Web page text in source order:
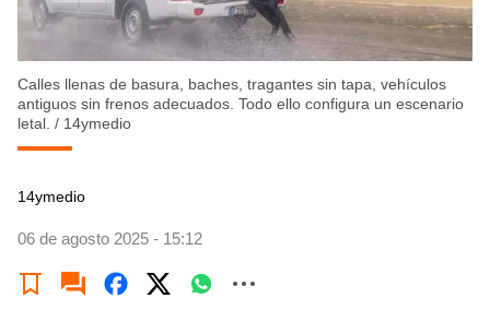
Calles llenas de basura, baches, tragantes sin tapa, vehículos
antiguos sin frenos adecuados. Todo ello configura un escenario
letal. / 14ymedio
14ymedio
06 de agosto 2025 - 15:12